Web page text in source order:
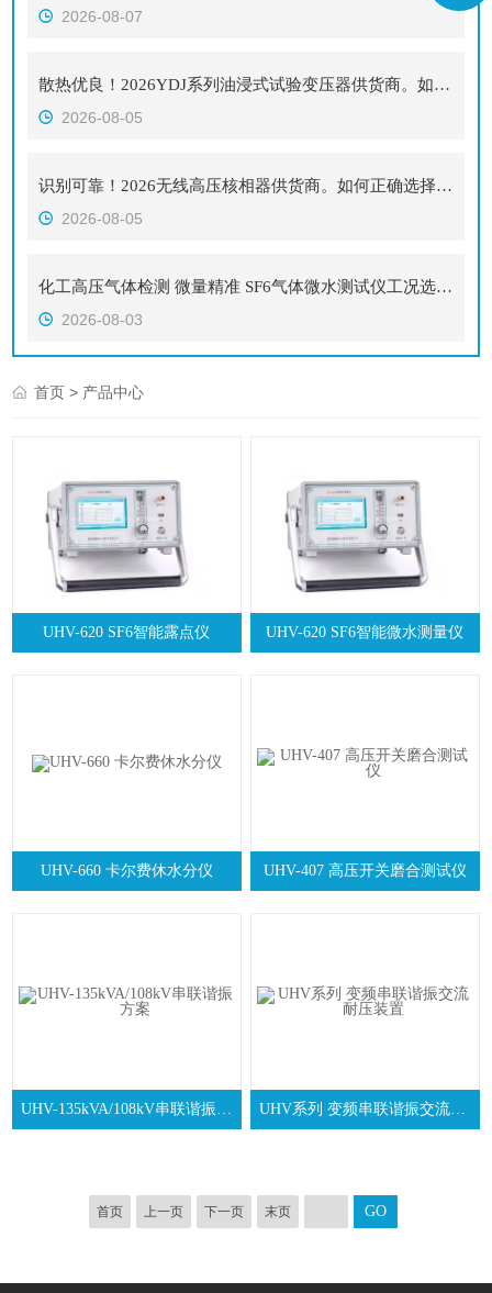
2026-08-07
散热优良！2026YDJ系列油浸式试验变压器供货商。如何正确选择适合的厂家
2026-08-05
识别可靠！2026无线高压核相器供货商。如何正确选择适合的厂家
2026-08-05
化工高压气体检测 微量精准 SF6气体微水测试仪工况选型参考
2026-08-03
首页 > 产品中心
UHV-620 SF6智能露点仪 UHV-620 SF6智能微水测量仪
UHV-660 卡尔费休水分仪 UHV-407 高压开关磨合测试仪
UHV-135kVA/108kV串联谐振方案 UHV系列 变频串联谐振交流耐压装置
首页 上一页 下一页 末页